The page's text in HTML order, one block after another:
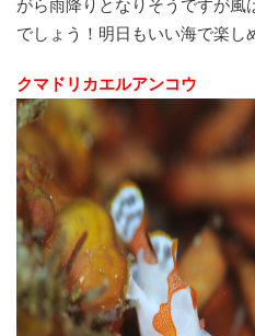
がら雨降りとなりそうですが
でしょう！明日もいい海で楽し
クマドリカエルアンコウ